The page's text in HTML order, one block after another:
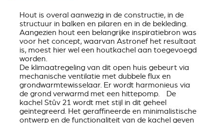
Hout is overal aanwezig in de constructie, in de
structuur in balken en pilaren en in de bekleding.
Aangezien hout een belangrijke inspiratiebron was
voor het concept, waarvan Astronef het resultaat
is, moest hier wel een houtkachel aan toegevoegd
worden.
De klimaatregeling van dit open huis gebeurt via
mechanische ventilatie met dubbele flux en
grondwarmtewisselaar. Er wordt harmonieus via
de grond verwarmd met een hittepomp. De
kachel Stûv 21 wordt met stijl in dit geheel
geïntegreerd. Het geraffineerde en minimalistische
ontwerp en de functionaliteit van de kachel geven